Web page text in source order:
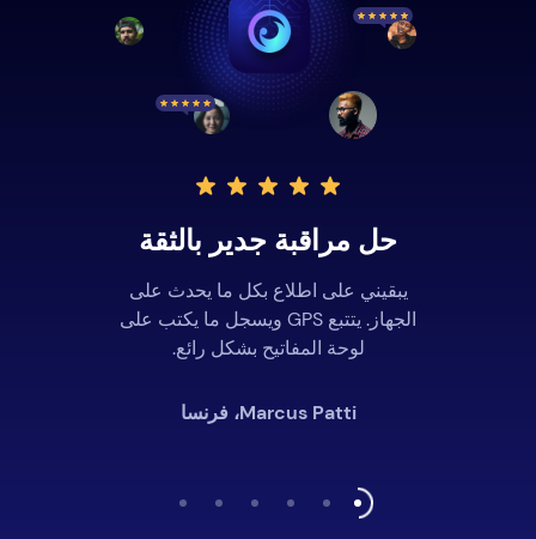
حل مراقبة جدير بالثقة
يبقيني على اطلاع بكل ما يحدث على
الجهاز. يتتبع GPS ويسجل ما يكتب على
لوحة المفاتيح بشكل رائع.
Marcus Patti، فرنسا